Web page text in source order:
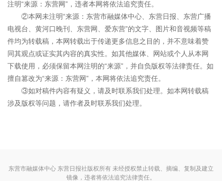
注明“来源：东营网”，违者本网将依法追究责任。
②本网未注明“来源：东营市融媒体中心、东营日报、东营广播
电视台、黄河口晚刊、东营网、爱东营”的文字、图片和音视频等稿
件均为转载稿，本网转载出于传递更多信息之目的，并不意味着赞
同其观点或证实其内容的真实性。如其他媒体、网站或个人从本网
下载使用，必须保留本网注明的“来源”，并自负版权等法律责任。如
擅自篡改为“来源：东营网”，本网将依法追究责任。
③如对稿件内容有疑义，请及时联系我们处理。如本网转载稿
涉及版权等问题，请作者及时联系我们处理。
东营市融媒体中心 东营日报社版权所有 未经授权禁止转载、摘编、复制及建立
镜像，违者将依法追究法律责任。